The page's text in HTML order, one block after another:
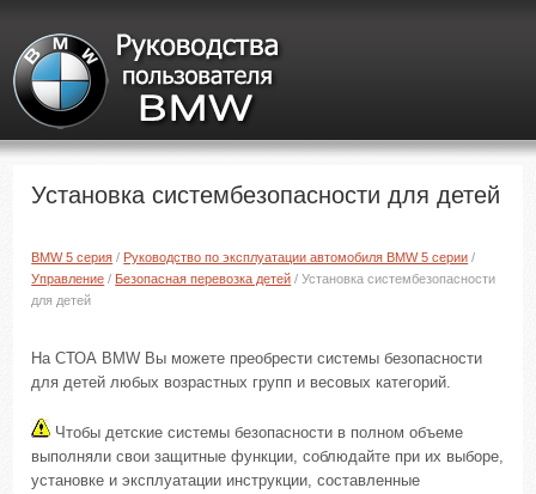
Установка систембезопасности для детей
BMW 5 серия / Руководство по эксплуатации автомобиля BMW 5 серии /
Управление / Безопасная перевозка детей / Установка систембезопасности
для детей
На СТОА BMW Вы можете преобрести системы безопасности
для детей любых возрастных групп и весовых категорий.
Чтобы детские системы безопасности в полном объеме
выполняли свои защитные функции, соблюдайте при их выборе,
установке и эксплуатации инструкции, составленные